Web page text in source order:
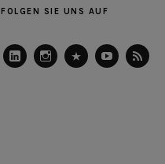
FOLGEN SIE UNS AUF